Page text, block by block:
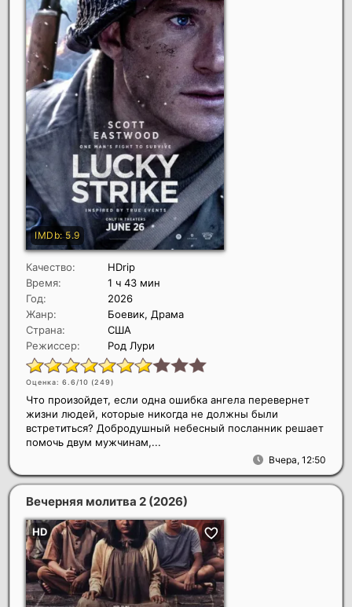
Качество:
HDrip
Время:
1 ч 43 мин
Год:
2026
Жанр:
Боевик, Драма
Страна:
США
Режиссер:
Род Лури
Оценка: 6.6/10 (249)
Вчера, 12:50
Что произойдет, если одна ошибка ангела перевернет
жизни людей, которые никогда не должны были
встретиться? Добродушный небесный посланник решает
помочь двум мужчинам,...
Вечерняя молитва 2 (2026)